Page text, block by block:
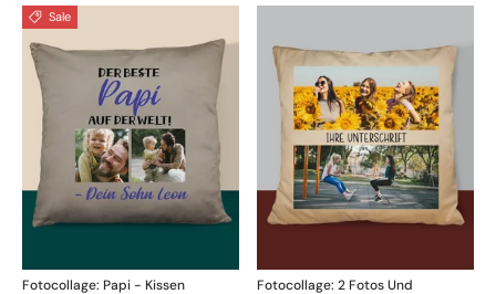
Sale
Fotocollage: Papi - Kissen
Fotocollage: 2 Fotos Und